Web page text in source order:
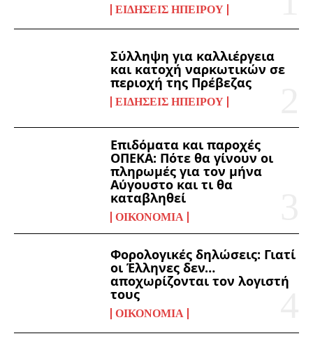
ΕΙΔΉΣΕΙΣ ΗΠΕΊΡΟΥ
Σύλληψη για καλλιέργεια
και κατοχή ναρκωτικών σε
περιοχή της Πρέβεζας
ΕΙΔΉΣΕΙΣ ΗΠΕΊΡΟΥ
Επιδόματα και παροχές
ΟΠΕΚΑ: Πότε θα γίνουν οι
πληρωμές για τον μήνα
Αύγουστο και τι θα
καταβληθεί
ΟΙΚΟΝΟΜΊΑ
Φορολογικές δηλώσεις: Γιατί
οι Έλληνες δεν…
αποχωρίζονται τον λογιστή
τους
ΟΙΚΟΝΟΜΊΑ